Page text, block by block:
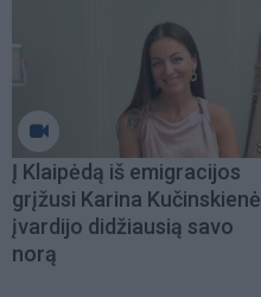
Į Klaipėdą iš emigracijos
grįžusi Karina Kučinskienė
įvardijo didžiausią savo
norą